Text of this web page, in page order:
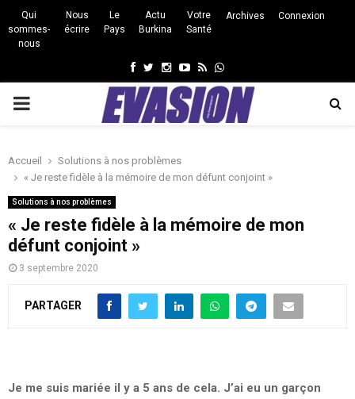
Qui
sommes-
nous
Nous
écrire
Le
Pays
Actu
Burkina
Votre
Santé
Archives Connexion
Facebook
Twitter
Instagram
Youtube
RssWhatsapp
PRIMARY
Accueil
Solutions à nos problèmes
« Je reste fidèle à la mémoire de mon défunt conjoint »
Solutions à nos problèmes
« Je reste fidèle à la mémoire de mon
défunt conjoint »
3 septembre 2020
PARTAGER
Je me suis mariée il y a 5 ans de cela. J’ai eu un garçon